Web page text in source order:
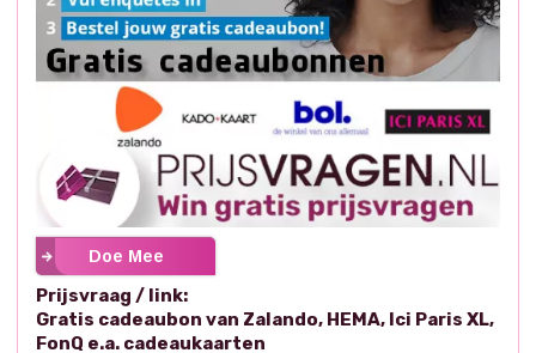
Doe Mee
Prijsvraag / link:
Gratis cadeaubon van Zalando, HEMA, Ici Paris XL,
FonQ e.a. cadeaukaarten